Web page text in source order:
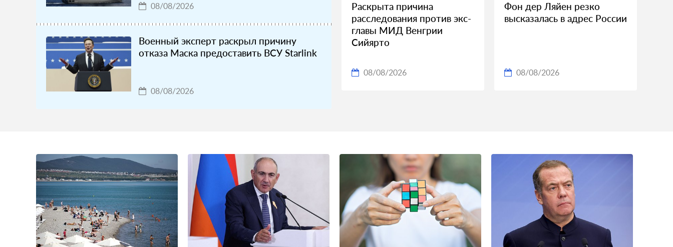
08/08/2026
Военный эксперт раскрыл причину
отказа Маска предоставить ВСУ Starlink
08/08/2026
Раскрыта причина
расследования против экс-
главы МИД Венгрии
Сийярто
08/08/2026
Фон дер Ляйен резко
высказалась в адрес России
08/08/2026